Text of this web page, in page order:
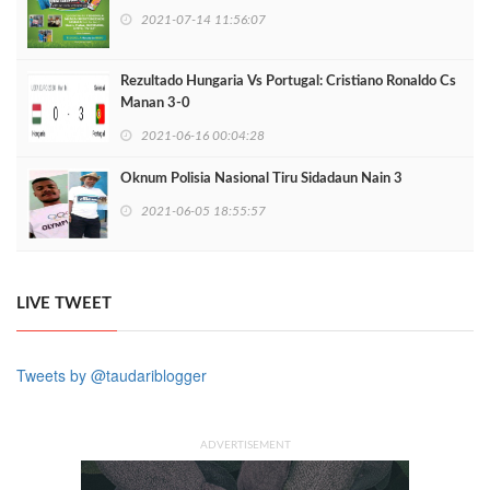
2021-07-14 11:56:07
Rezultado Hungaria Vs Portugal: Cristiano Ronaldo Cs
Manan 3-0
2021-06-16 00:04:28
Oknum Polisia Nasional Tiru Sidadaun Nain 3
2021-06-05 18:55:57
LIVE TWEET
Tweets by @taudariblogger
ADVERTISEMENT